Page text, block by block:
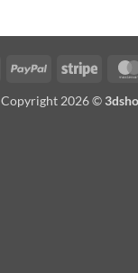
Visa PayPal Stripe
Copyright 2026 ©